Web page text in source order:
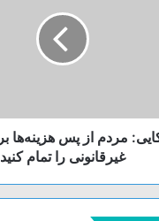
مردم از پس هزینه‌ها
غیرقانونی را تمام کنید